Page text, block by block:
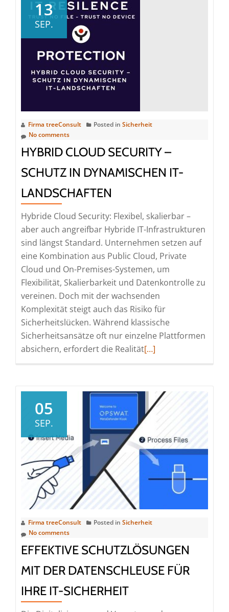
startet
Stories-
treeConsult
13
SEP.
Firma treeConsult Posted in Sicherheit
No comments
HYBRID CLOUD SECURITY –
SCHUTZ IN DYNAMISCHEN IT-
LANDSCHAFTEN
Hybride Cloud Security: Flexibel, skalierbar –
aber auch angreifbar Hybride IT-Infrastrukturen
sind längst Standard. Unternehmen setzen auf
eine Kombination aus Public Cloud, Private
Cloud und On-Premises-Systemen, um
Flexibilität, Skalierbarkeit und Datenkontrolle zu
vereinen. Doch mit der wachsenden
Komplexität steigt auch das Risiko für
Sicherheitslücken. Während klassische
Sicherheitsansätze oft nur einzelne Plattformen
absichern, erfordert die RealitätRead
Cloud
Security
Schutz
in
dynamischen
IT-
Landschaften
[…]
05
SEP.
Firma treeConsult Posted in Sicherheit
No comments
EFFEKTIVE SCHUTZLÖSUNGEN
MIT DER DATENSCHLEUSE FÜR
IHRE IT-SICHERHEIT